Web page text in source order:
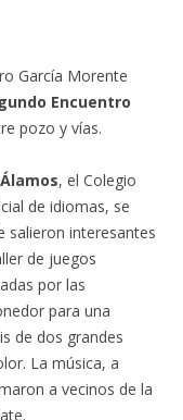
García Morente
Encuentro
pozo y vías.
, el Colegio
de idiomas, se
salieron interesantes
de juegos
por las
para una
de dos grandes
La música, a
a vecinos de la